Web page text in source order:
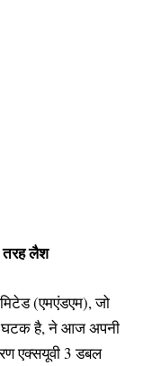
तरह लैश
(एमएंडएम), जो
घटक है, ने आज अपनी
एक्सयूवी 3 डबल